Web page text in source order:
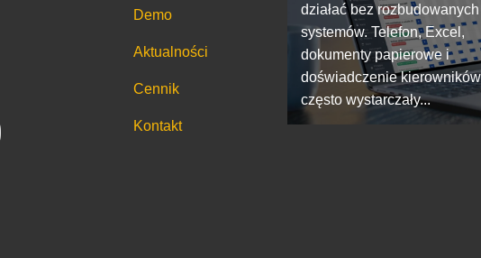
Demo
Aktualności
Cennik
Kontakt
działać bez rozbudowanych
systemów. Telefon, Excel,
dokumenty papierowe i
doświadczenie kierowników
często wystarczały...